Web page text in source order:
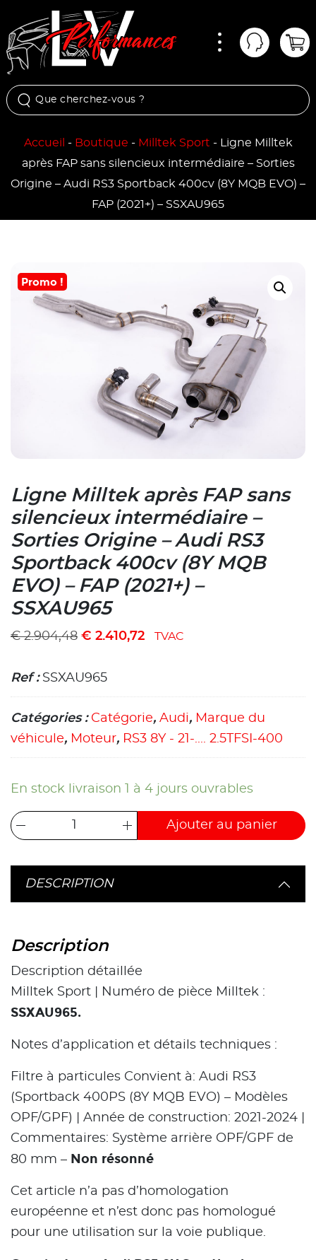
Mon
Accueil - Boutique - Milltek Sport - Ligne Milltek
après FAP sans silencieux intermédiaire – Sorties
Origine – Audi RS3 Sportback 400cv (8Y MQB EVO) –
FAP (2021+) – SSXAU965
Promo !
Ligne Milltek après FAP sans
silencieux intermédiaire –
Sorties Origine – Audi RS3
Sportback 400cv (8Y MQB
EVO) – FAP (2021+) –
SSXAU965
€2.904,48 € 2.410,72 TVAC
Ref : SSXAU965
Catégories : Catégorie, Audi, Marque du
véhicule, Moteur, RS3 8Y - 21-.... 2.5TFSI-400
En stock livraison 1 à 4 jours ouvrables
Ajouter au panier
DESCRIPTION
Description
Description détaillée
Milltek Sport | Numéro de pièce Milltek :
SSXAU965.
Notes d’application et détails techniques :
Filtre à particules Convient à: Audi RS3
(Sportback 400PS (8Y MQB EVO) – Modèles
OPF/GPF) | Année de construction: 2021-2024 |
Commentaires: Système arrière OPF/GPF de
80 mm – Non résonné
Cet article n’a pas d’homologation
européenne et n’est donc pas homologué
pour une utilisation sur la voie publique.